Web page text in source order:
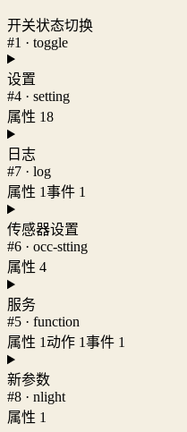
开关状态切换
#1 · toggle
设置
#4 · setting
属性 18
日志
#7 · log
属性 1事件 1
传感器设置
#6 · occ-stting
属性 4
服务
#5 · function
属性 1动作 1事件 1
新参数
#8 · nlight
属性 1